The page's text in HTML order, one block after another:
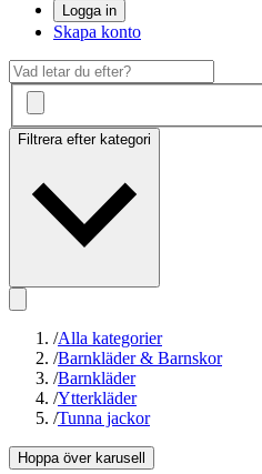
Logga in
Skapa konto
Filtrera efter kategori
/Alla kategorier
/Barnkläder & Barnskor
/Barnkläder
/Ytterkläder
/Tunna jackor
Hoppa över karusell